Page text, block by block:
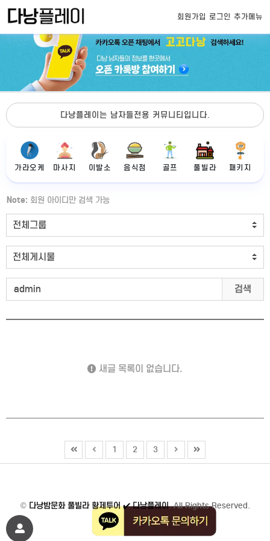
회원가입 로그인 추가메뉴
다낭플레이는 남자들전용 커뮤니티입니다.
가라오케 마사지 이발소 음식점 골프 풀빌라 패키지
Note: 회원 아이디만 검색 가능
검색
새글 목록이 없습니다.
1 2 3
© 다낭밤문화 풀빌라 황제투어 ✔️ 다낭플레이. All Rights Reserved.